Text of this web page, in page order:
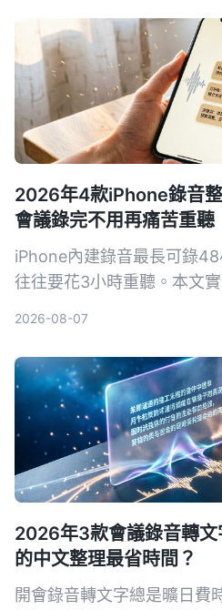
2026年4款iPhone錄音
會議錄完不用再痛苦重聽
iPhone內建錄音最長可錄
往往要花3小時重聽。本文
2026-08-07
2026年3款會議錄音轉
的中文整理最省時間？
開會錄音轉文字總是曠日費